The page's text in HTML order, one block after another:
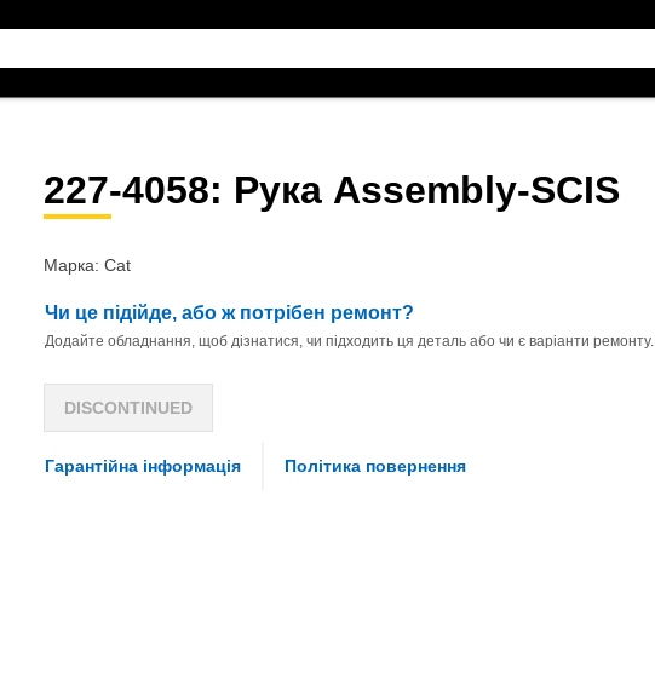
227-4058: Рука Assembly-SCIS
Марка: Cat
Чи це підійде, або ж потрібен ремонт?
Додайте обладнання, щоб дізнатися, чи підходить ця деталь або чи є варіанти ремонту.
DISCONTINUED
Гарантійна інформація Політика повернення